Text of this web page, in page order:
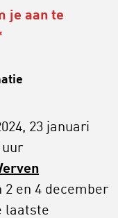
je aan te
23 januari
uur
2 en 4 december
laatste